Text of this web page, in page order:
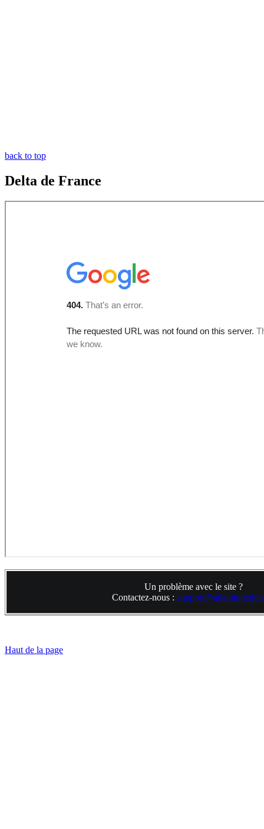
back to top
Delta de France
Un problème avec le site ?
Contactez-nous :
Haut de la page